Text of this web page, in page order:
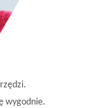
wygodnie.